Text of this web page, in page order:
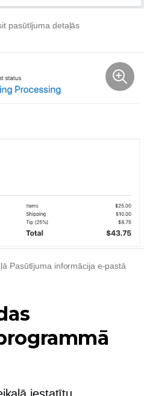
pasūtījuma detaļās
Pasūtījuma informācija e-pastā